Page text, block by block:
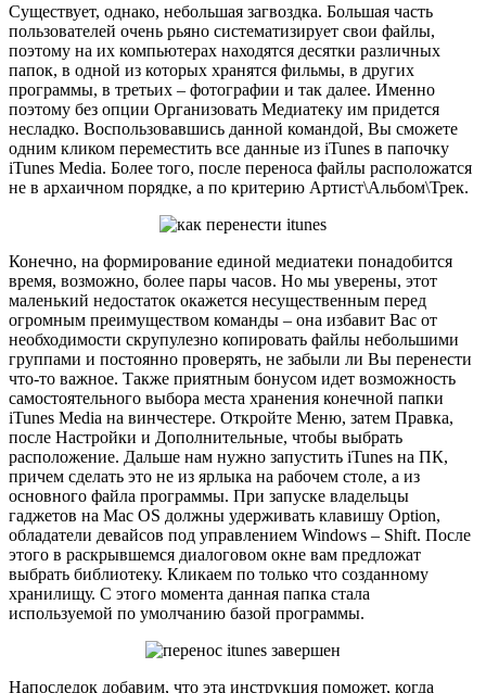
Существует, однако, небольшая загвоздка. Большая часть
пользователей очень рьяно систематизирует свои файлы,
поэтому на их компьютерах находятся десятки различных
папок, в одной из которых хранятся фильмы, в других
программы, в третьих – фотографии и так далее. Именно
поэтому без опции Организовать Медиатеку им придется
несладко. Воспользовавшись данной командой, Вы сможете
одним кликом переместить все данные из iTunes в папочку
iTunes Media. Более того, после переноса файлы расположатся
не в архаичном порядке, а по критерию Артист\Альбом\Трек.
Конечно, на формирование единой медиатеки понадобится
время, возможно, более пары часов. Но мы уверены, этот
маленький недостаток окажется несущественным перед
огромным преимуществом команды – она избавит Вас от
необходимости скрупулезно копировать файлы небольшими
группами и постоянно проверять, не забыли ли Вы перенести
что-то важное. Также приятным бонусом идет возможность
самостоятельного выбора места хранения конечной папки
iTunes Media на винчестере. Откройте Меню, затем Правка,
после Настройки и Дополнительные, чтобы выбрать
расположение. Дальше нам нужно запустить iTunes на ПК,
причем сделать это не из ярлыка на рабочем столе, а из
основного файла программы. При запуске владельцы
гаджетов на Mac OS должны удерживать клавишу Option,
обладатели девайсов под управлением Windows – Shift. После
этого в раскрывшемся диалоговом окне вам предложат
выбрать библиотеку. Кликаем по только что созданному
хранилищу. С этого момента данная папка стала
используемой по умолчанию базой программы.
Напоследок добавим, что эта инструкция поможет, когда